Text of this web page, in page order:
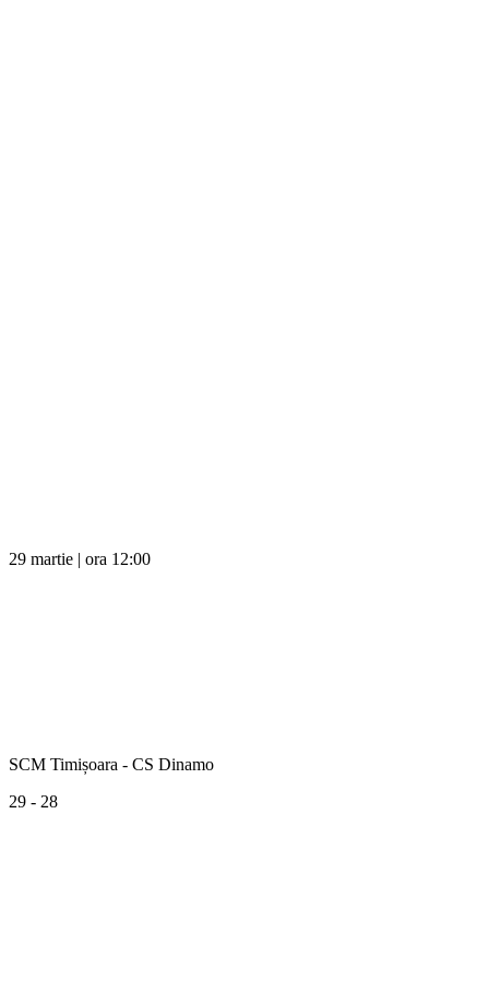
29 martie | ora 12:00
SCM Timișoara - CS Dinamo
29 - 28